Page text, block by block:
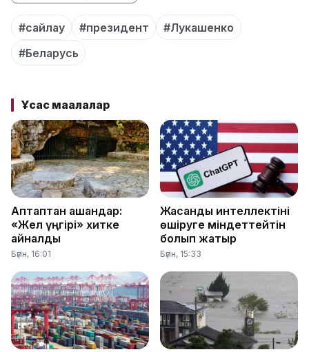
#сайлау #президент
#Лукашенко
#Беларусь
Ұқсас мақалалар
Аптаптан қашқандар:
«Жел үңгірі» хитке
айналды
Бүгін, 16:01
Жасанды интеллектіні
өшіруге міндеттейтін
болып жатыр
Бүгін, 15:33